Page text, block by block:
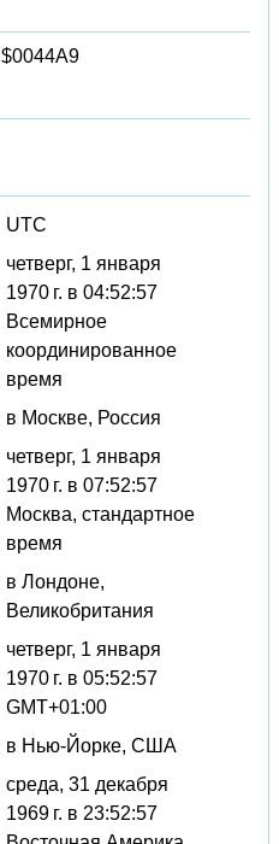
$0044A9
UTC
четверг, 1 января
1970 г. в 04:52:57
Всемирное
координированное
время
в Москве, Россия
четверг, 1 января
1970 г. в 07:52:57
Москва, стандартное
время
в Лондоне,
Великобритания
четверг, 1 января
1970 г. в 05:52:57
GMT+01:00
в Нью-Йорке, США
среда, 31 декабря
1969 г. в 23:52:57